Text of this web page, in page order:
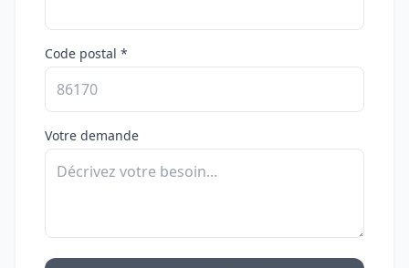
Code postal *
Votre demande